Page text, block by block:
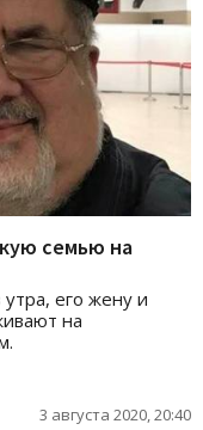
семью на
его жену и
на
3 августа 2020, 20:40